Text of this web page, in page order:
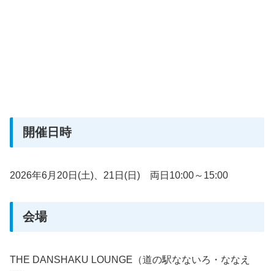
開催日時
2026年6月20日(土)、21日(日) 両日10:00～15:00
会場
THE DANSHAKU LOUNGE（道の駅なないろ・ななえ